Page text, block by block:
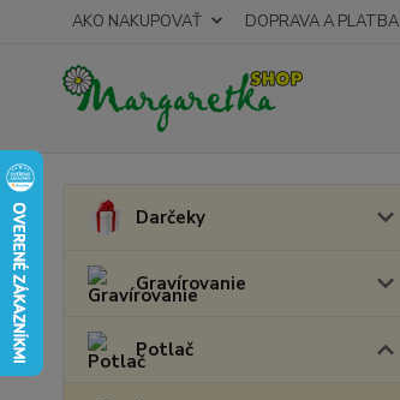
AKO NAKUPOVAŤ DOPRAVA A PLATBA
Darčeky
Gravírovanie
Potlač